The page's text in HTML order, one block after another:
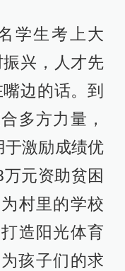
学生考上大
兴，人才先
边的话。到
多方力量，
于激励成绩优
元资助贫困
村里的学校
造阳光体育
孩子们的求